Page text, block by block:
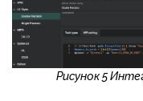
Рисунок 5